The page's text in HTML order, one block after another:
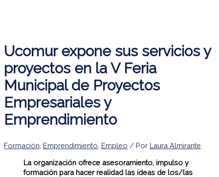
Ucomur expone sus servicios y
proyectos en la V Feria
Municipal de Proyectos
Empresariales y
Emprendimiento
Formación Emprendimiento Empleo / Por Laura Almirante
La organización ofrece asesoramiento, impulso y
formación para hacer realidad las ideas de los/las